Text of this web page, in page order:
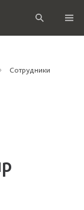
Сотрудники